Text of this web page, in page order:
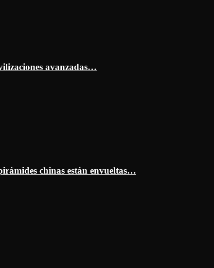
avanzadas…
chinas están envueltas…